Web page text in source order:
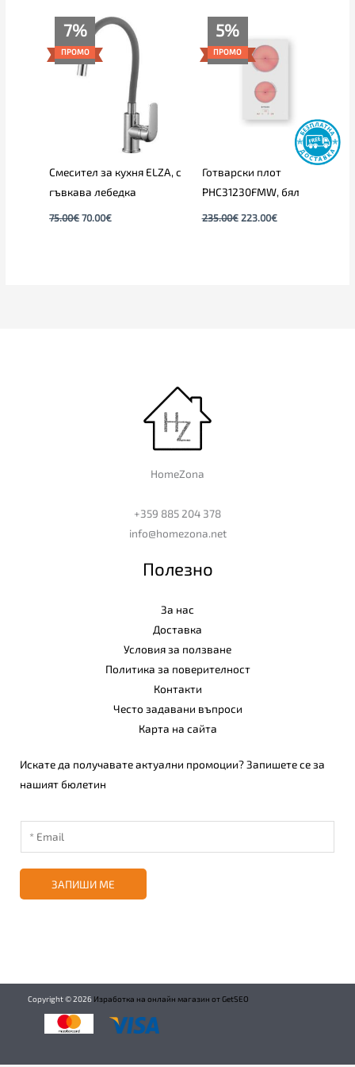
7%
ПРОМО
Смесител за кухня ELZA, с
гъвкава лебедка
75.00€
Original
price
was:
75.00€.
70.00€
Текущата
цена
70.00€.
5%
ПРОМО
Готварски плот
PHC31230FMW, бял
235.00€
was:
235.00€.
223.00€
е:
223.00€.
HomeZona
+359 885 204 378
info@homezona.net
Полезно
За нас
Доставка
Условия за ползване
Политика за поверителност
Контакти
Често задавани въпроси
Карта на сайта
Искате да получавате актуални промоции? Запишете се за
нашият бюлетин
ЗАПИШИ МЕ
Copyright ©2026 Изработка на онлайн магазин от GetSEO